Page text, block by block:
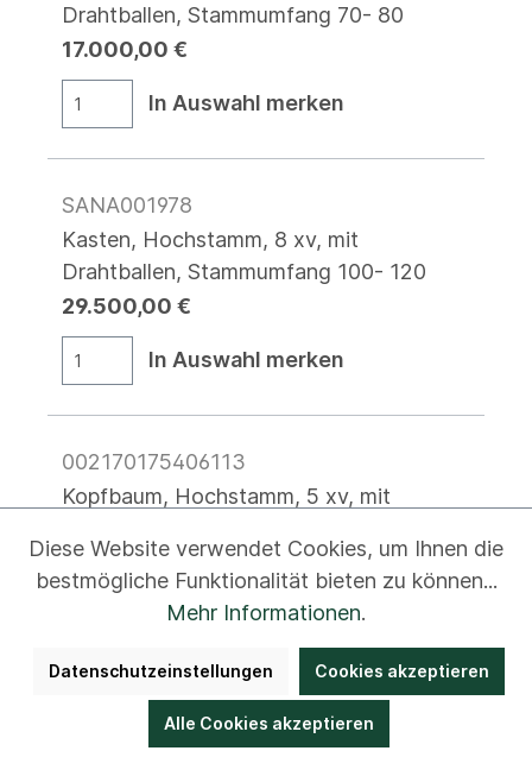
Drahtballen, Stammumfang 70- 80
17.000,00 €
In Auswahl merken
SANA001978
Kasten, Hochstamm, 8 xv, mit
Drahtballen, Stammumfang 100- 120
29.500,00 €
In Auswahl merken
002170175406113
Kopfbaum, Hochstamm, 5 xv, mit
3.500,00 €
In Auswahl merken
005327856770773
Kopfbaum, Hochstamm, 6 xv, mit
Diese Website verwendet Cookies, um Ihnen die
bestmögliche Funktionalität bieten zu können...
Mehr Informationen.
Datenschutzeinstellungen Cookies akzeptieren
Alle Cookies akzeptieren